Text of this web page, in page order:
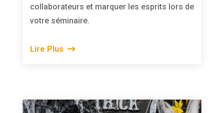
collaborateurs et marquer les esprits lors de
votre séminaire.
Lire Plus